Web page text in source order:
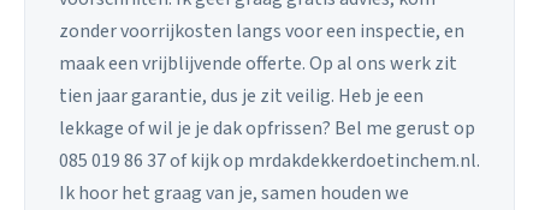
zonder voorrijkosten langs voor een inspectie, en
maak een vrijblijvende offerte. Op al ons werk zit
tien jaar garantie, dus je zit veilig. Heb je een
lekkage of wil je je dak opfrissen? Bel me gerust op
085 019 86 37 of kijk op mrdakdekkerdoetinchem.nl.
Ik hoor het graag van je, samen houden we